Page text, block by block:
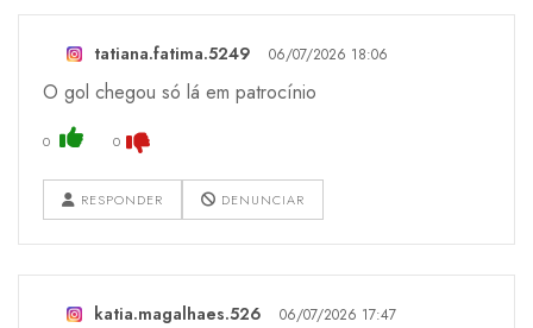
tatiana.fatima.5249 06/07/2026 18:06
O gol chegou só lá em patrocínio
0 0
RESPONDER DENUNCIAR
katia.magalhaes.526 06/07/2026 17:47